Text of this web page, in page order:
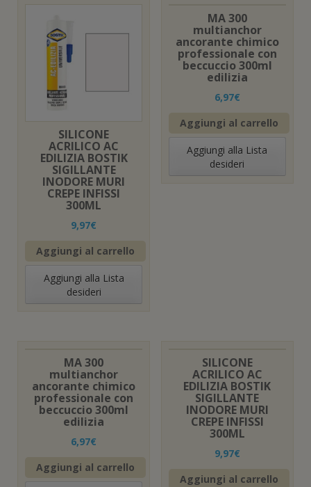
SILICONE
ACRILICO AC
EDILIZIA BOSTIK
SIGILLANTE
INODORE MURI
CREPE INFISSI
300ML
9,97€
Aggiungi al carrello
Aggiungi alla Lista
desideri
MA 300
multianchor
ancorante chimico
professionale con
beccuccio 300ml
edilizia
6,97€
Aggiungi al carrello
Aggiungi alla Lista
desideri
MA 300
multianchor
ancorante chimico
professionale con
beccuccio 300ml
edilizia
6,97€
Aggiungi al carrello
SILICONE
ACRILICO AC
EDILIZIA BOSTIK
SIGILLANTE
INODORE MURI
CREPE INFISSI
300ML
9,97€
Aggiungi al carrello